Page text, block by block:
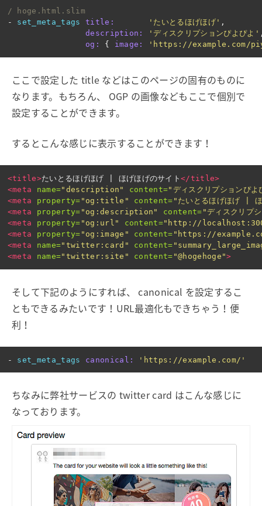
/ hoge.html.slim
-
set_meta_tags title: 'たいとるほげほげ' ,
description:
'ディスクリプションぴよぴよ'
og: { image: 'https://example.com/
ここで設定した title などはこのページの固有のものに
なります。もちろん、 OGP の画像などもここで個別で
設定することができます。
するとこんな感じに表示することができます！
<title>たいとるほげほげ | ほげほげのサイト</title>
<meta
name="description" content="ディスクリプションぴよ
<meta
property= "og:title" content= "たいとるほげほげ |
<meta
property= "og:description" content= "ディスクリプ
<meta
property= "og:url" content="http://
<meta
property= "og:image" content= "https://
<meta
name="twitter:card" content=
<meta
name="twitter:site" content= "@hogehoge">
そして下記のようにすれば、 canonical を設定するこ
ともできるみたいです！URL最適化もできちゃう！便
利！
- set_meta_tags canonical: 'https://example.com/'
ちなみに弊社サービスの twitter card はこんな感じに
なっております。